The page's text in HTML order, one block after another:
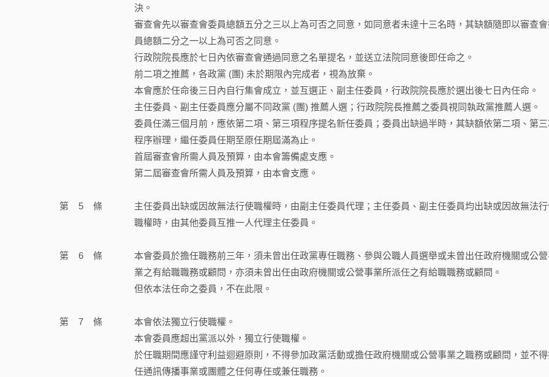
決。
審查會先以審查會委員總額五分之三以上為可否之同意，如同意者未達十三名時，其缺額隨即以審查
員總額二分之一以上為可否之同意。
行政院院長應於七日內依審查會通過同意之名單提名，並送立法院同意後即任命之。
前二項之推薦，各政黨 (團) 未於期限內完成者，視為放棄。
本會應於任命後三日內自行集會成立，並互選正、副主任委員，行政院院長應於選出後七日內任命。
主任委員、副主任委員應分屬不同政黨 (團) 推薦人選；行政院院長推薦之委員視同執政黨推薦人選。
委員任滿三個月前，應依第二項、第三項程序提名新任委員；委員出缺過半時，其缺額依第二項、第
程序辦理，繼任委員任期至原任期屆滿為止。
首屆審查會所需人員及預算，由本會籌備處支應。
第二屆審查會所需人員及預算，由本會支應。
第 5 條
主任委員出缺或因故無法行使職權時，由副主任委員代理；主任委員、副主任委員均出缺或因故無法
職權時，由其他委員互推一人代理主任委員。
第 6 條
本會委員於擔任職務前三年，須未曾出任政黨專任職務、參與公職人員選舉或未曾出任政府機關或公
業之有給職職務或顧問，亦須未曾出任由政府機關或公營事業所派任之有給職職務或顧問。
但依本法任命之委員，不在此限。
第 7 條
本會依法獨立行使職權。
本會委員應超出黨派以外，獨立行使職權。
於任職期間應謹守利益迴避原則，不得參加政黨活動或擔任政府機關或公營事業之職務或顧問，並不
任通訊傳播事業或團體之任何專任或兼任職務。